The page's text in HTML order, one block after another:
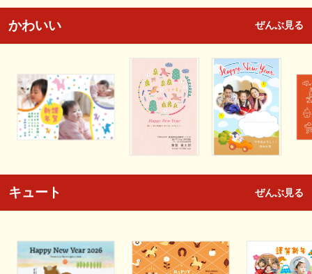
かわいい ぜんぶ見る
キュート ぜんぶ見る